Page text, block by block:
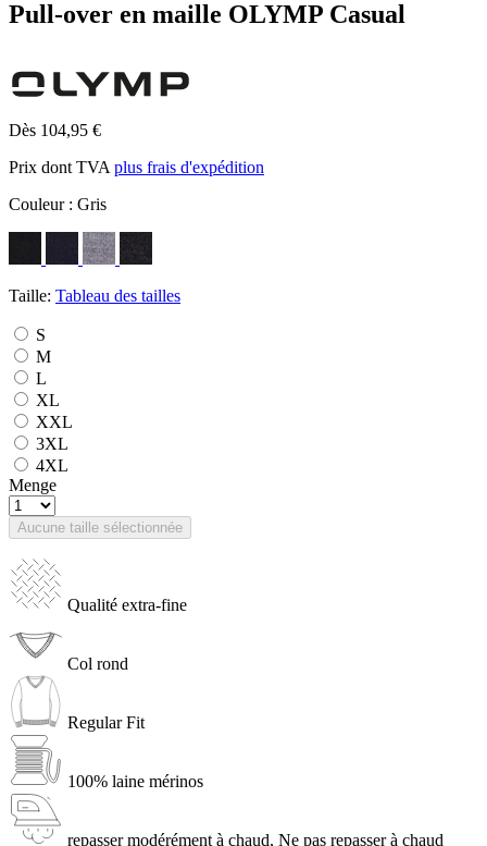
Pull-over en maille OLYMP Casual
Dès 104,95 €
Prix dont TVA plus frais d'expédition
Couleur : Gris
Taille: Tableau des tailles
S
M
L
XL
XXL
3XL
4XL
Menge
Aucune taille sélectionnée
Qualité extra-fine
Col rond
Regular Fit
100% laine mérinos
repasser modérément à chaud, Ne pas repasser à chaud